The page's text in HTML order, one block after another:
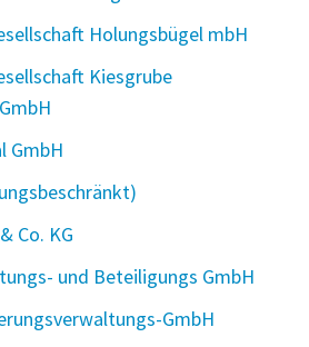
Holungsbügel mbH
Kiesgrube
GmbH
Co. KG
und Beteiligungs GmbH
GmbH